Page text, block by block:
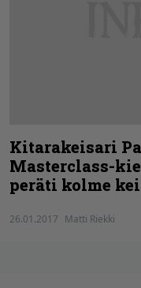
Kitarakeisari
Masterclass-
peräti kolme
26.01.2017 Matti Riekki